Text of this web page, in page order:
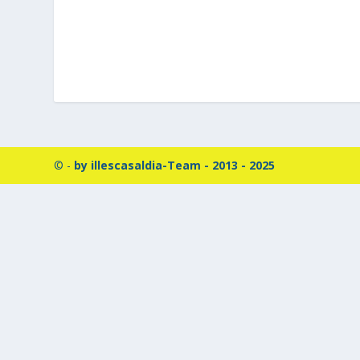
© - by illescasaldia-Team - 2013 - 2025